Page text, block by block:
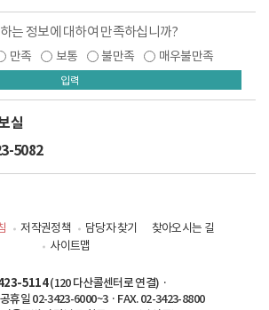
는 정보에 대하여 만족하십니까?
만족 보통 불만족 매우불만족
입력
실
5082
저작권정책 담당자 찾기
찾아오시는 길
사이트맵
5114(120 다산콜센터로 연결) ·
휴일 02-3423-6000~3 · FAX. 02-3423-8800